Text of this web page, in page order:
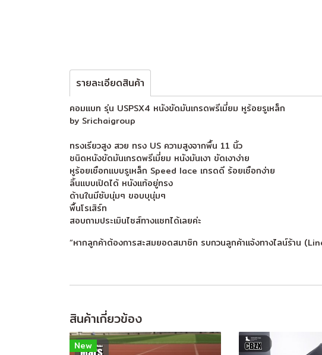
รายละเอียดสินค้า
คอมแบท รุ่น USPSX4 หนังขัดมันเกรดพรีเมี่ยม หูร้อยรูเหล็ก
by Srichaigroup
ทรงเรียวสูง สวย ทรง US ความสูงจากพื้น 11 นิ้ว
ชนิดหนังขัดมันเกรดพรีเมี่ยม หนังมันเงา ขัดเงาง่าย
หูร้อยเชือกแบบรูเหล็ก Speed lace เกรดดี ร้อยเชือกง่าย
ลิ้นแบบเปิดได้ หนังแท้อยู่ทรง
ด้านในมีซับนุ่มๆ ขอบบุนุ่มๆ
พื้นโรเสิร์ท
สอบถามประเมินไซส์ทางแชทได้เลยค่ะ
“หากลูกค้าต้องการสะสมยอดสมาชิก รบกวนลูกค้าแจ้งทางไลน์ร้าน
สินค้าเกี่ยวข้อง
New